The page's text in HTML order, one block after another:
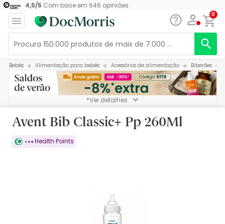
4,5/5 Com base em 646 opiniões
0
Bebés Alimentação para bebés Acessórios de alimentação Biberões
*Ver detalhes
Avent Bib Classic+ Pp 260Ml
Health Points